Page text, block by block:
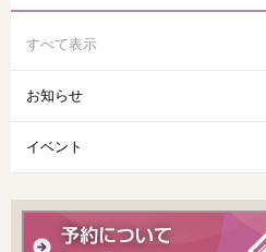
すべて表示
お知らせ
イベント